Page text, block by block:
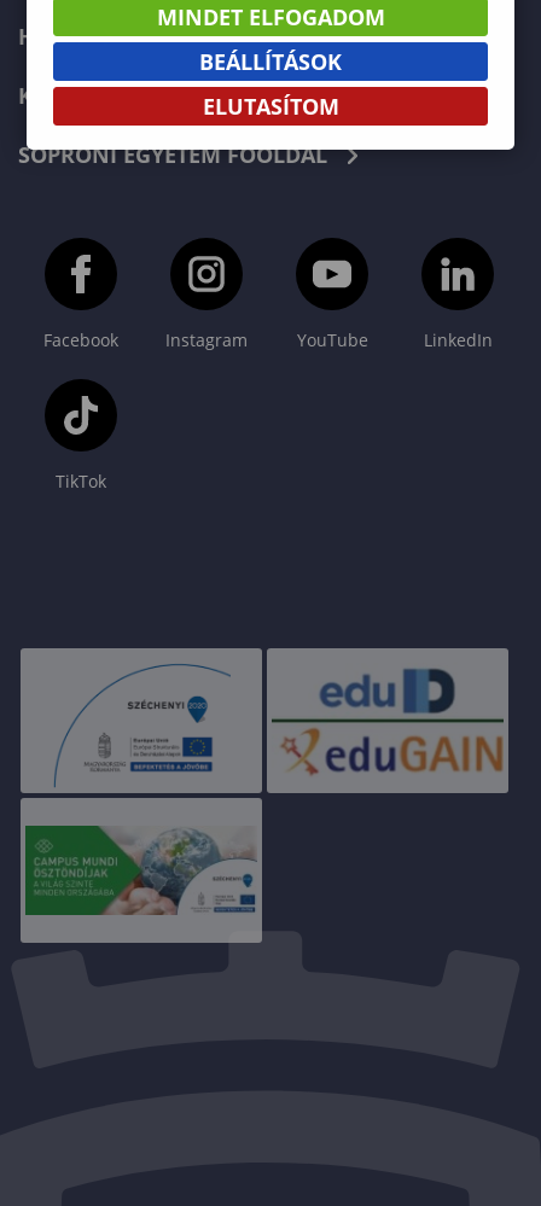
HÍREK
KAPCSOLAT
SOPRONI EGYETEM FŐOLDAL
Facebook Instagram YouTube LinkedIn
TikTok
MINDET ELFOGADOM
BEÁLLÍTÁSOK
ELUTASÍTOM